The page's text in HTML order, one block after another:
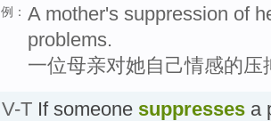
例： A mother's suppression of
problems.
一位母亲对她自己情感的
V-T If someone suppresses a